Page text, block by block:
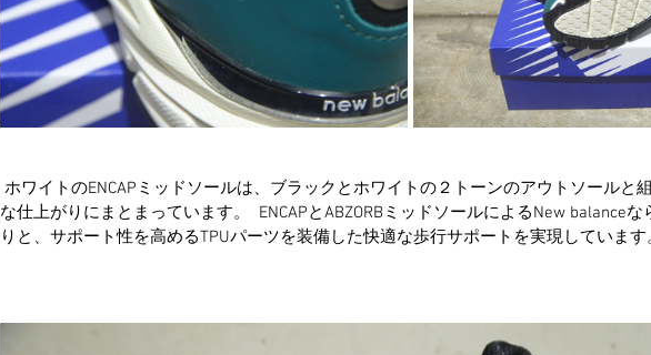
ホワイトのENCAPミッドソールは、ブラックとホワイトの２トーンのアウトソールと
な仕上がりにまとまっています。  ENCAPとABZORBミッドソールによるNew balance
りと、サポート性を高めるTPUパーツを装備した快適な歩行サポートを実現しています